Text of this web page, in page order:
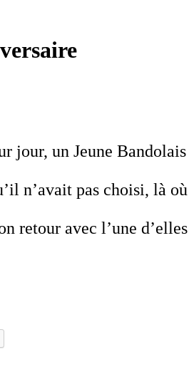
jour, un Jeune
n’avait pas choisi, là
retour avec l’une